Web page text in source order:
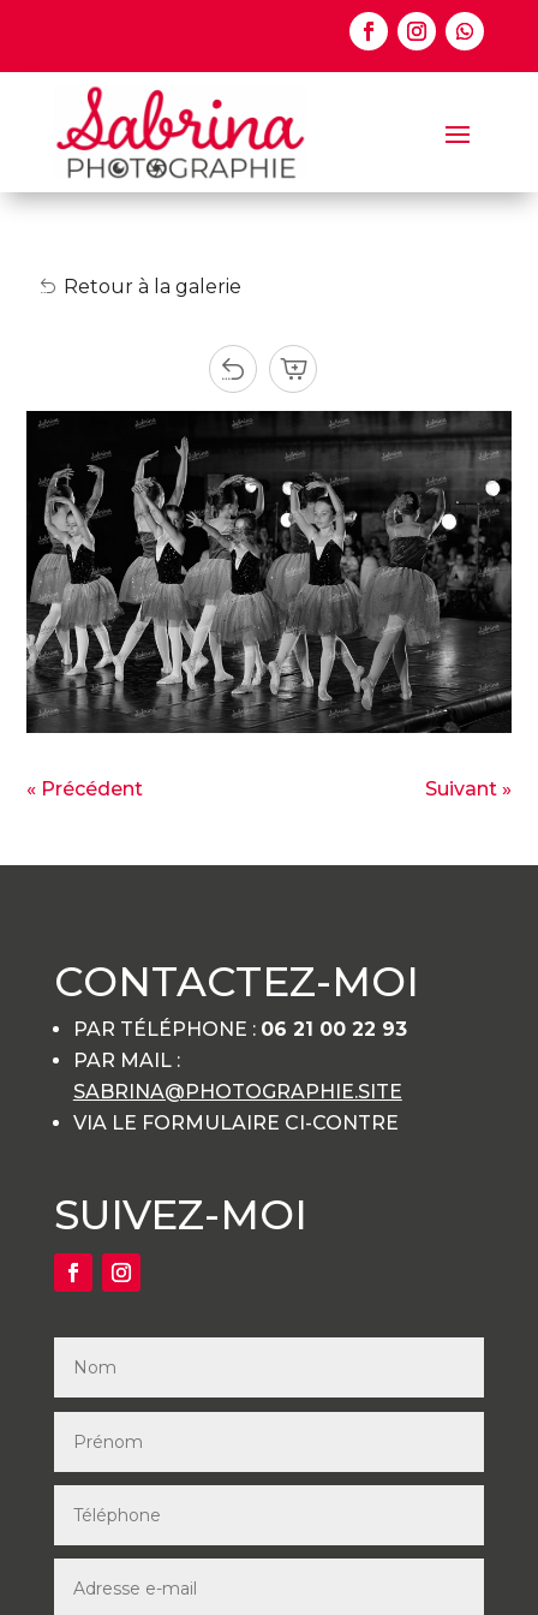
Retour à la galerie
« Précédent Suivant »
CONTACTEZ-MOI
PAR TÉLÉPHONE : 06 21 00 22 93
PAR MAIL :
SABRINA@PHOTOGRAPHIE.SITE
VIA LE FORMULAIRE CI-CONTRE
SUIVEZ-MOI